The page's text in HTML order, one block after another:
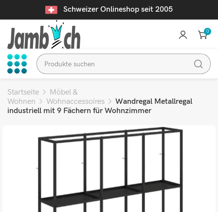
Schweizer Onlineshop seit 2005
0
Startseite
Möbel &
Wohnen
Wohnaccessoires
Wandregal Metallregal
industriell mit 9 Fächern für Wohnzimmer